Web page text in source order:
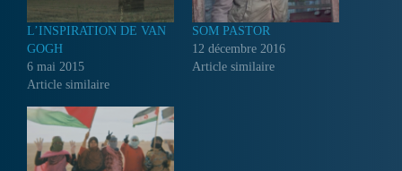
L’INSPIRATION DE VAN
GOGH
6 mai 2015
Article similaire
SOM PASTOR
12 décembre 2016
Article similaire